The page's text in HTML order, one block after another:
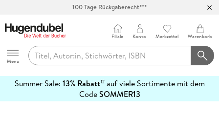
100 Tage Rückgaberecht***
Hugendubel
Menu
Filiale Konto Merkzettel Warenkorb
Summer Sale: 13% Rabatt12auf viele Sortimente mit dem
CodeSOMMER13
erfahren